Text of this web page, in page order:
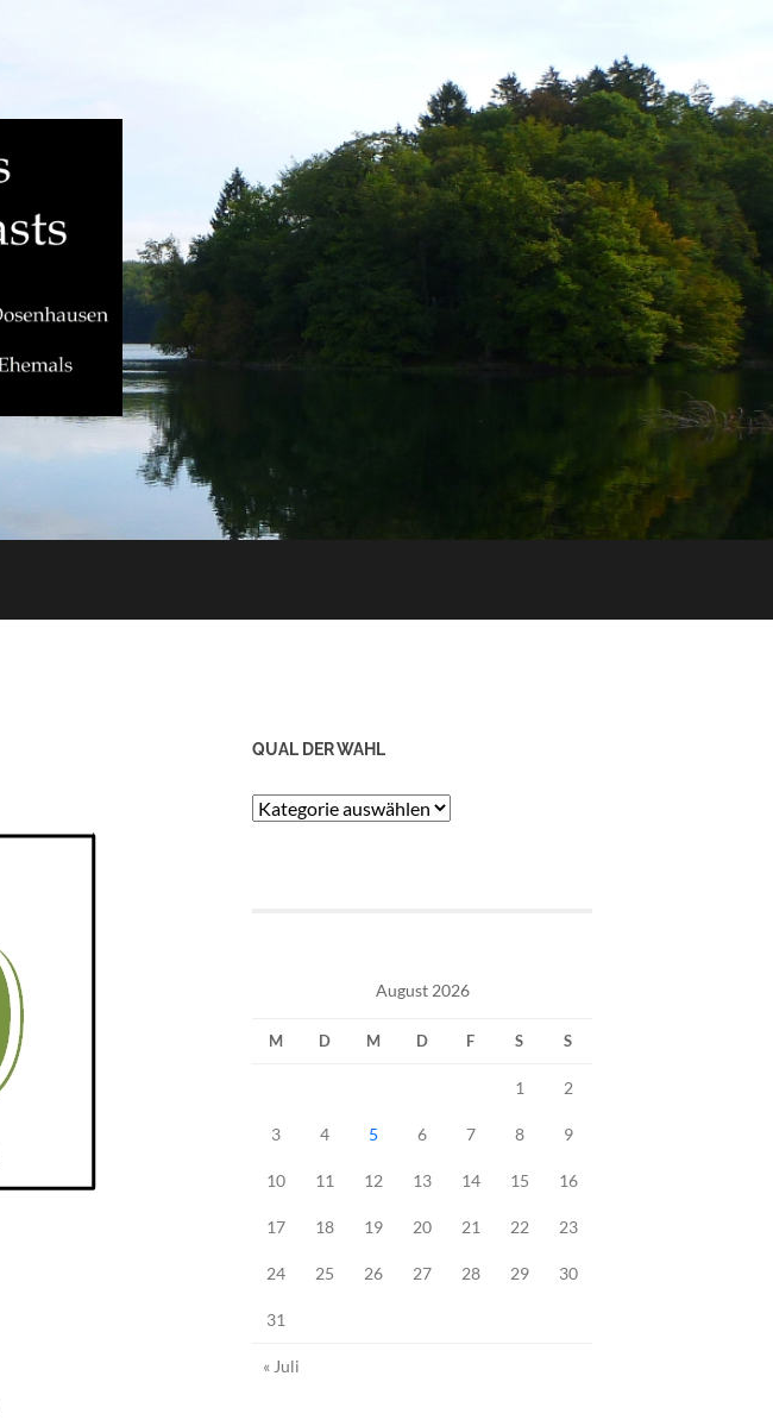
QUAL DER WAHL
Qual
August 2026
M D M D F S S
1 2
3 4 5 6 7 8 9
10 11 12 13 14 15 16
17 18 19 20 21 22 23
24 25 26 27 28 29 30
31
« Juli